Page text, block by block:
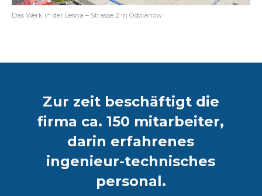
Das Werk in der Leśna – Strasse 2 in Odolanów.
Zur zeit beschäftigt die
firma ca. 150 mitarbeiter,
darin erfahrenes
ingenieur-technisches
personal.